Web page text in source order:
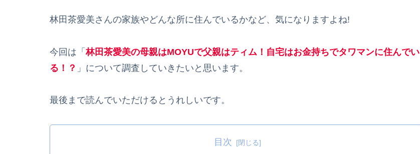
林田茶愛美さんの家族やどんな所に住んでいるかなど、気になりますよね!
今回は「林田茶愛美の母親はMOYUで父親はティム！自宅はお金持ちでタワマンに住んでい
る！？ 」について調査していきたいと思います。
最後まで読んでいただけるとうれしいです。
目次